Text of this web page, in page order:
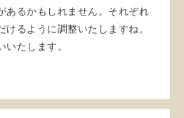
あるかもしれません。それぞれ
けるように調整いたしますね。
いたします。